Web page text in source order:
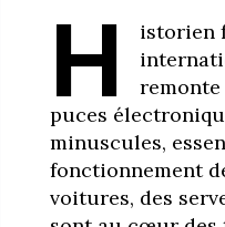
H
istorien
remonte
puces
minuscules,
fonctionnement
voitures, des